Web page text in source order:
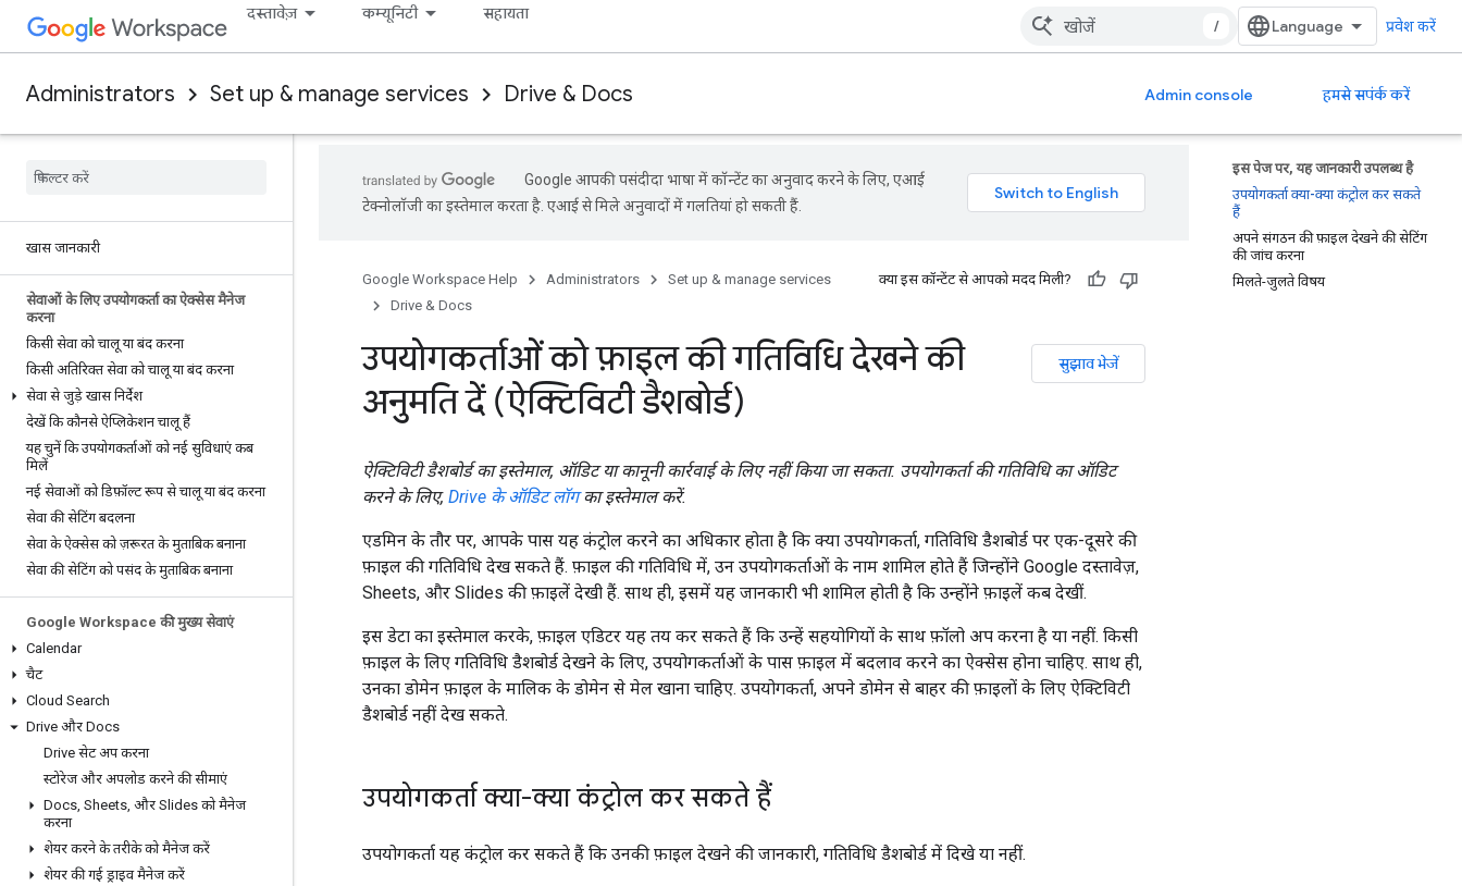
दस्तावेज़ कम्यूनिटी सहायता
/ प्रवेश करें
Administrators Set up & manage services Drive & Docs Admin console हमसे सपंर्क करें
खास जानकारी
सेवाओं के लिए उपयोगकर्ता का ऐक्सेस मैनेज
करना
किसी सेवा को चालू या बंद करना
किसी अतिरिक्त सेवा को चालू या बंद करना
सेवा से जुड़े खास निर्देश
देखें कि कौनसे ऐप्लिकेशन चालू हैं
यह चुनें कि उपयोगकर्ताओं को नई सुविधाएं कब
मिलें
नई सेवाओं को डिफ़ॉल्ट रूप से चालू या बंद करना
सेवा की सेटिंग बदलना
सेवा के ऐक्सेस को ज़रूरत के मुताबिक बनाना
सेवा की सेटिंग को पसंद के मुताबिक बनाना
Google Workspace की मुख्य सेवाएं
Calendar
चैट
Cloud Search
Drive और Docs
Drive सेट अप करना
स्टोरेज और अपलोड करने की सीमाएं
Docs, Sheets, और Slides को मैनेज
करना
शेयर करने के तरीके को मैनेज करें
शेयर की गई ड्राइव मैनेज करें
इस पेज पर, यह जानकारी उपलब्ध है
उपयोगकर्ता क्या-क्या कंट्रोल कर सकते
हैं
अपने संगठन की फ़ाइल देखने की सेटिंग
की जांच करना
मिलते-जुलते विषय
Google आपकी पसंदीदा भाषा में कॉन्टेंट का अनुवाद करने के लिए, एआई
टेक्नोलॉजी का इस्तेमाल करता है. एआई से मिले अनुवादों में गलतियां हो सकती हैं.
Google Workspace Help Administrators
Set up & manage services
Drive & Docs
क्या इस कॉन्टेंट से आपको मदद मिली?
सुझाव भेजें
उपयोगकर्ताओं को फ़ाइल की गतिविधि देखने की
अनुमति दें (ऐक्टिविटी डैशबोर्ड)
ऐक्टिविटी डैशबोर्ड का इस्तेमाल, ऑडिट या कानूनी कार्रवाई के लिए नहीं किया जा सकता. उपयोगकर्ता की गतिविधि का ऑडिट
करने के लिए, Drive के ऑडिट लॉगका इस्तेमाल करें.
एडमिन के तौर पर, आपके पास यह कंट्रोल करने का अधिकार होता है कि क्या उपयोगकर्ता, गतिविधि डैशबोर्ड पर एक-दूसरे की
फ़ाइल की गतिविधि देख सकते हैं. फ़ाइल की गतिविधि में, उन उपयोगकर्ताओं के नाम शामिल होते हैं जिन्होंने Google दस्तावेज़,
Sheets, और Slides की फ़ाइलें देखी हैं. साथ ही, इसमें यह जानकारी भी शामिल होती है कि उन्होंने फ़ाइलें कब देखीं.
इस डेटा का इस्तेमाल करके, फ़ाइल एडिटर यह तय कर सकते हैं कि उन्हें सहयोगियों के साथ फ़ॉलो अप करना है या नहीं. किसी
फ़ाइल के लिए गतिविधि डैशबोर्ड देखने के लिए, उपयोगकर्ताओं के पास फ़ाइल में बदलाव करने का ऐक्सेस होना चाहिए. साथ ही,
उनका डोमेन फ़ाइल के मालिक के डोमेन से मेल खाना चाहिए. उपयोगकर्ता, अपने डोमेन से बाहर की फ़ाइलों के लिए ऐक्टिविटी
डैशबोर्ड नहीं देख सकते.
उपयोगकर्ता क्या-क्या कंट्रोल कर सकते हैं
उपयोगकर्ता यह कंट्रोल कर सकते हैं कि उनकी फ़ाइल देखने की जानकारी, गतिविधि डैशबोर्ड में दिखे या नहीं.